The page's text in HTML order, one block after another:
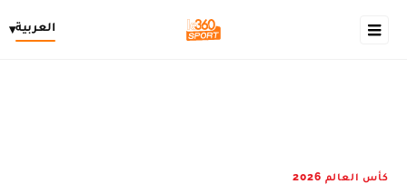
العربية▾
كأس العالم 2026